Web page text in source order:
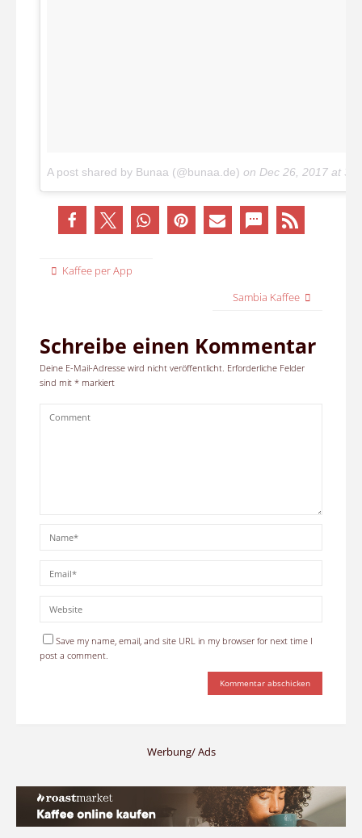
A post shared by Bunaa (@bunaa.de) on Dec 26, 2017 at
Kaffee per App
Sambia Kaffee
Schreibe einen Kommentar
Deine E-Mail-Adresse wird nicht veröffentlicht. Erforderliche Felder
sind mit *markiert
Save my name, email, and site URL in my browser for next time I
post a comment.
Werbung/ Ads